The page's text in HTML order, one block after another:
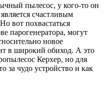
пылесос, у кого-то он
счастливым
вот похвастаться
парогенератора, могут
новое
в широкий обиход. А это
Керхер, но для
за чудо устройство и как